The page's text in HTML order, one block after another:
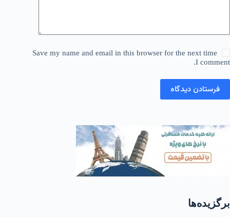
Save my name and email in this browser for the next time
I comment.
فرستادن دیدگاه
برگزیده‌ها